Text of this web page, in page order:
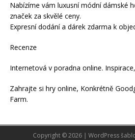
Nabízíme vám luxusní módnídámské
značek za skvělé ceny.
Expresní dodání a dárek zdarma k
Recenze
Internetová v poradna online.
Zahrajte si hry online, Konkrétně
Farm.
Copyright © 2026 | WordPress